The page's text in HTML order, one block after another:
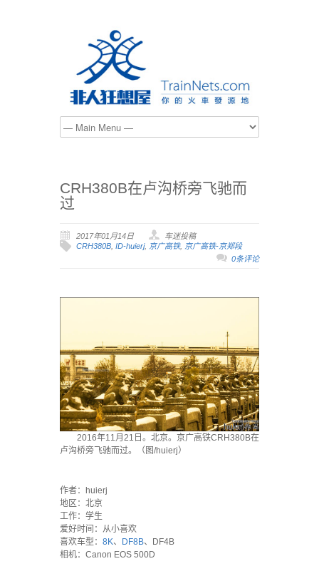
CRH380B在卢沟桥旁飞驰而
过
2017年01月14日
车迷投稿
CRH380B, ID-huierj, 京广高铁, 京广高铁-京郑段
0条评论
2016年11月21日。北京。京广高铁CRH380B在
卢沟桥旁飞驰而过。（图/huierj）
作者：huierj
地区：北京
工作：学生
爱好时间：从小喜欢
喜欢车型： 8K、 DF8B、DF4B
相机：Canon EOS 500D